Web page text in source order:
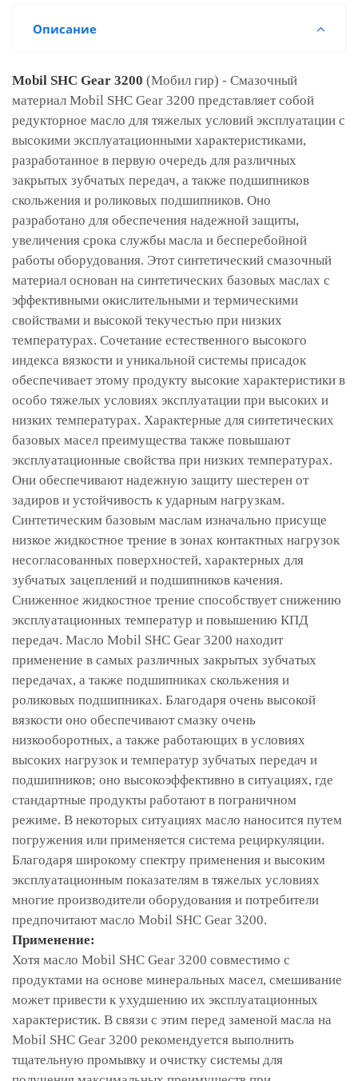
Описание
Mobil SHC Gear 3200 (Мобил гир) - Смазочный
материал Mobil SHC Gear 3200 представляет собой
редукторное масло для тяжелых условий эксплуатации с
высокими эксплуатационными характеристиками,
разработанное в первую очередь для различных
закрытых зубчатых передач, а также подшипников
скольжения и роликовых подшипников. Оно
разработано для обеспечения надежной защиты,
увеличения срока службы масла и бесперебойной
работы оборудования. Этот синтетический смазочный
материал основан на синтетических базовых маслах с
эффективными окислительными и термическими
свойствами и высокой текучестью при низких
температурах. Сочетание естественного высокого
индекса вязкости и уникальной системы присадок
обеспечивает этому продукту высокие характеристики в
особо тяжелых условиях эксплуатации при высоких и
низких температурах. Характерные для синтетических
базовых масел преимущества также повышают
эксплуатационные свойства при низких температурах.
Они обеспечивают надежную защиту шестерен от
задиров и устойчивость к ударным нагрузкам.
Синтетическим базовым маслам изначально присуще
низкое жидкостное трение в зонах контактных нагрузок
несогласованных поверхностей, характерных для
зубчатых зацеплений и подшипников качения.
Сниженное жидкостное трение способствует снижению
эксплуатационных температур и повышению КПД
передач. Масло Mobil SHC Gear 3200 находит
применение в самых различных закрытых зубчатых
передачах, а также подшипниках скольжения и
роликовых подшипниках. Благодаря очень высокой
вязкости оно обеспечивают смазку очень
низкооборотных, а также работающих в условиях
высоких нагрузок и температур зубчатых передач и
подшипников; оно высокоэффективно в ситуациях, где
стандартные продукты работают в пограничном
режиме. В некоторых ситуациях масло наносится путем
погружения или применяется система рециркуляции.
Благодаря широкому спектру применения и высоким
эксплуатационным показателям в тяжелых условиях
многие производители оборудования и потребители
предпочитают масло Mobil SHC Gear 3200.
Применение:
Хотя масло Mobil SHC Gear 3200 совместимо с
продуктами на основе минеральных масел, смешивание
может привести к ухудшению их эксплуатационных
характеристик. В связи с этим перед заменой масла на
Mobil SHC Gear 3200 рекомендуется выполнить
тщательную промывку и очистку системы для